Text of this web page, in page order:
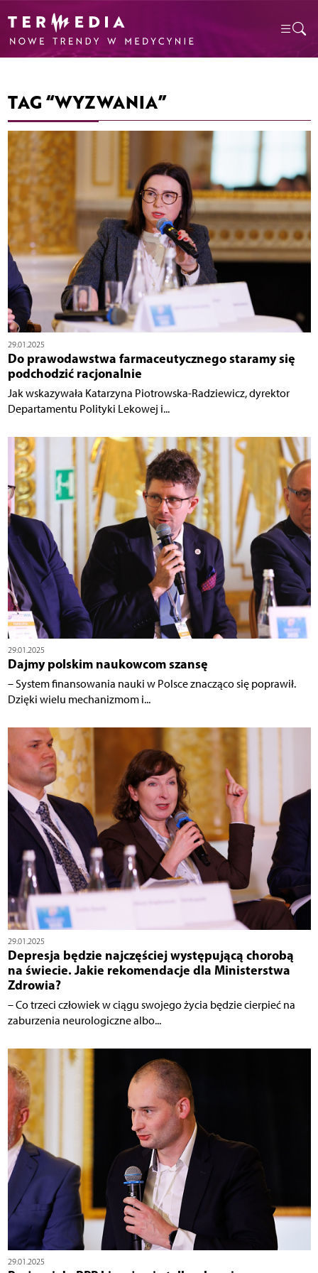
TAG “WYZWANIA”
29.01.2025
Do prawodawstwa farmaceutycznego staramy się
podchodzić racjonalnie
Jak wskazywała Katarzyna Piotrowska-Radziewicz, dyrektor
Departamentu Polityki Lekowej i...
29.01.2025
Dajmy polskim naukowcom szansę
– System finansowania nauki w Polsce znacząco się poprawił.
Dzięki wielu mechanizmom i...
29.01.2025
Depresja będzie najczęściej występującą chorobą
na świecie. Jakie rekomendacje dla Ministerstwa
Zdrowia?
– Co trzeci człowiek w ciągu swojego życia będzie cierpieć na
zaburzenia neurologiczne albo...
29.01.2025